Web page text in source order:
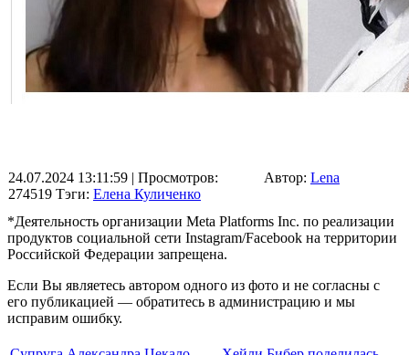
24.07.2024 13:11:59 | Просмотров:
274519 Тэги: Елена Куличенко
Автор: Lena
*Деятельность организации Meta Platforms Inc. по реализации
продуктов социальной сети Instagram/Facebook на территории
Российской Федерации запрещена.
Если Вы являетесь автором одного из фото и не согласны с
его публикацией — обратитесь в администрацию и мы
исправим ошибку.